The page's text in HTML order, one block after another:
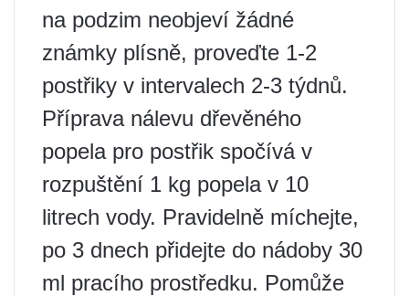
na podzim neobjeví žádné
známky plísně, proveďte 1-2
postřiky v intervalech 2-3 týdnů.
Příprava nálevu dřevěného
popela pro postřik spočívá v
rozpuštění 1 kg popela v 10
litrech vody. Pravidelně míchejte,
po 3 dnech přidejte do nádoby 30
ml pracího prostředku. Pomůže